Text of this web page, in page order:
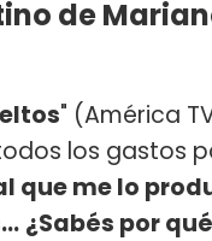
de
" (América
los gastos
que me lo
¿Sabés por